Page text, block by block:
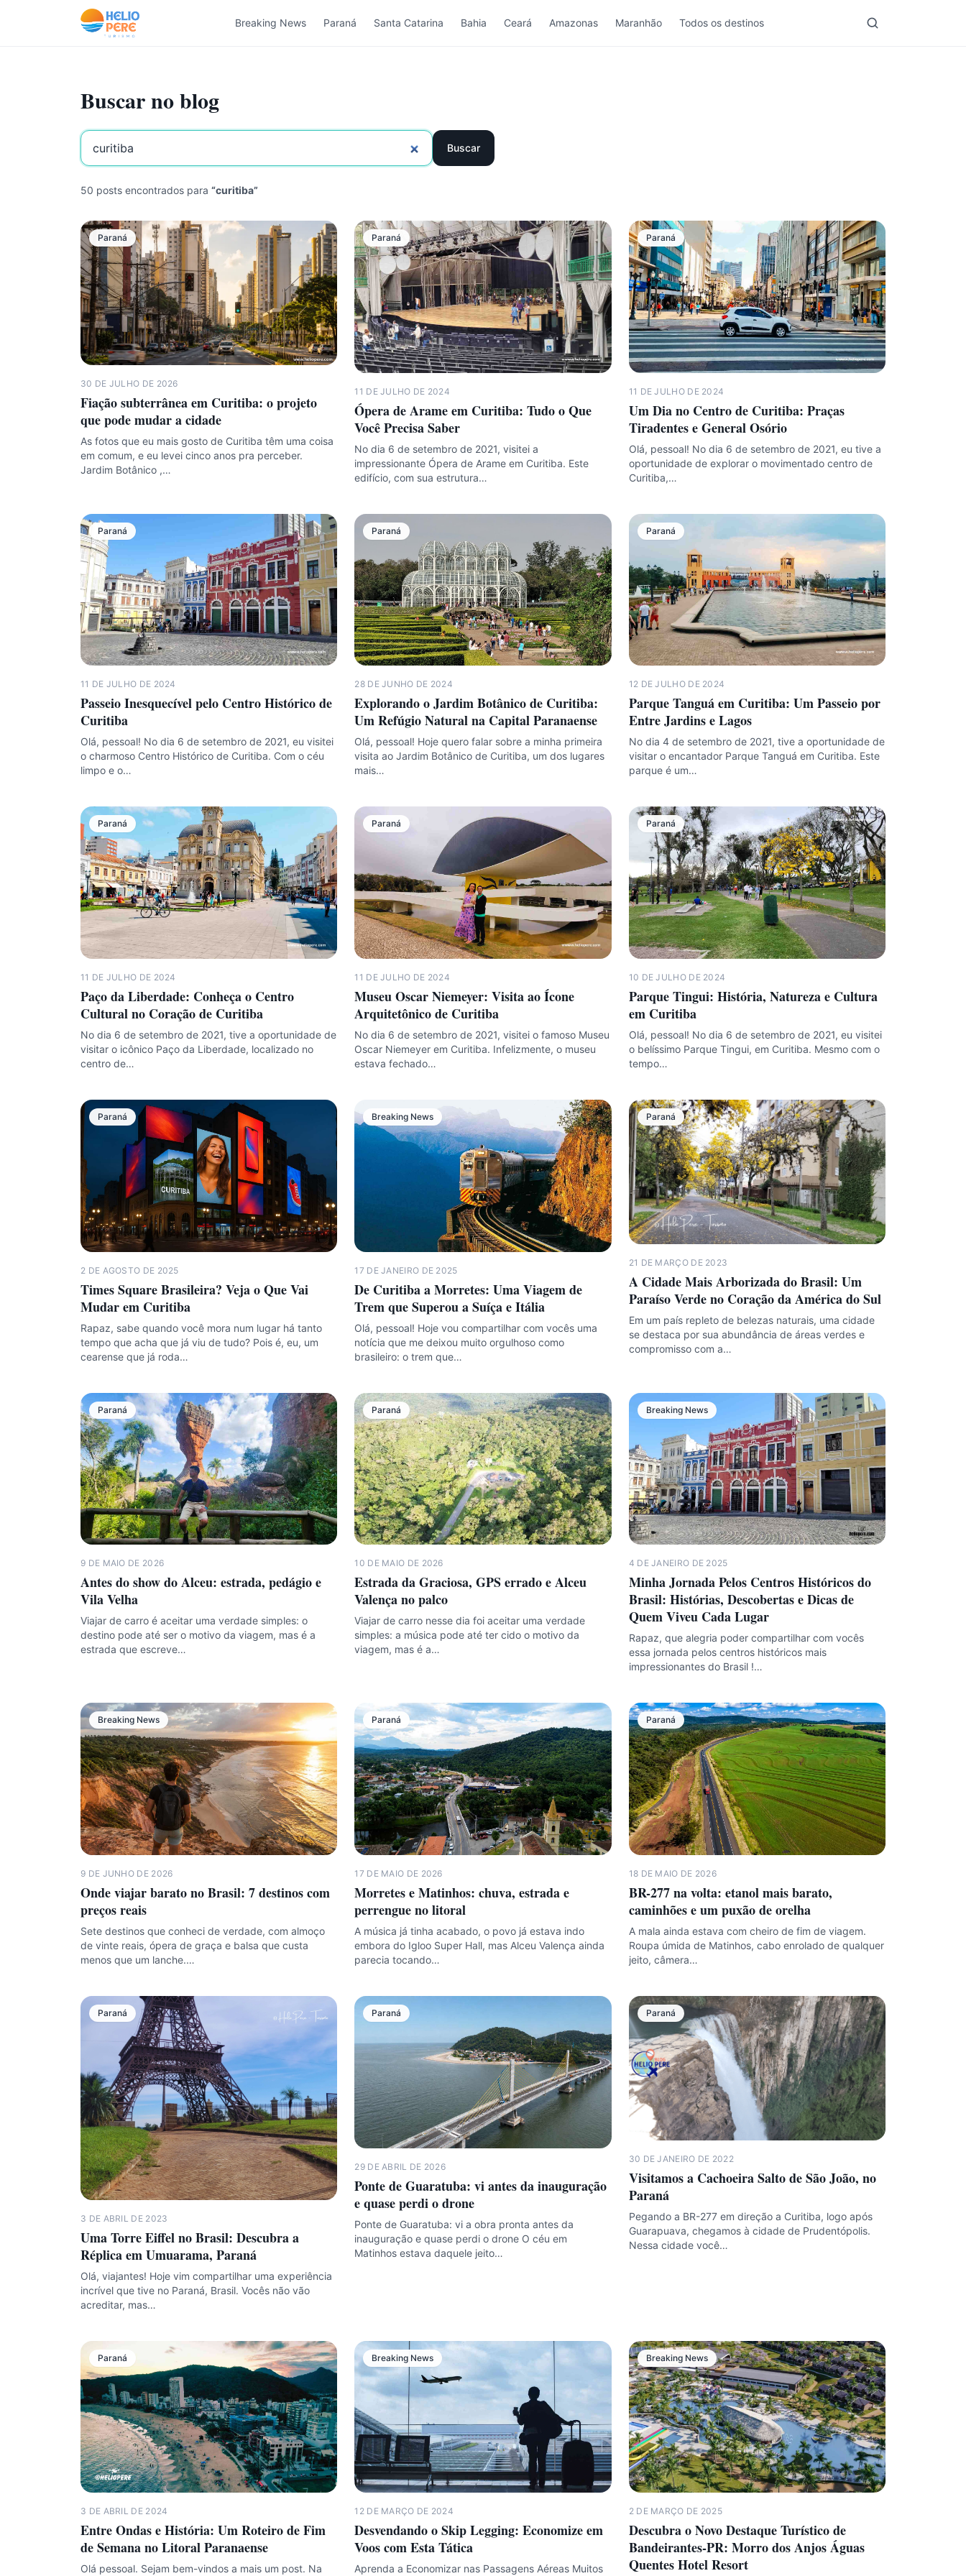
Pular para o conteúdo
Breaking News Paraná Santa Catarina Bahia Ceará Amazonas Maranhão Todos os destinos
Buscar no blog
Buscar
50 posts encontrados para “curitiba”
Paraná
30 DE JULHO DE 2026
Fiação subterrânea em Curitiba: o projeto
que pode mudar a cidade
As fotos que eu mais gosto de Curitiba têm uma coisa
em comum, e eu levei cinco anos pra perceber.
Jardim Botânico ,…
Paraná
11 DE JULHO DE 2024
Ópera de Arame em Curitiba: Tudo o Que
Você Precisa Saber
No dia 6 de setembro de 2021, visitei a
impressionante Ópera de Arame em Curitiba. Este
edifício, com sua estrutura…
Paraná
11 DE JULHO DE 2024
Um Dia no Centro de Curitiba: Praças
Tiradentes e General Osório
Olá, pessoal! No dia 6 de setembro de 2021, eu tive a
oportunidade de explorar o movimentado centro de
Curitiba,…
Paraná
11 DE JULHO DE 2024
Passeio Inesquecível pelo Centro Histórico de
Curitiba
Olá, pessoal! No dia 6 de setembro de 2021, eu visitei
o charmoso Centro Histórico de Curitiba. Com o céu
limpo e o…
Paraná
28 DE JUNHO DE 2024
Explorando o Jardim Botânico de Curitiba:
Um Refúgio Natural na Capital Paranaense
Olá, pessoal! Hoje quero falar sobre a minha primeira
visita ao Jardim Botânico de Curitiba, um dos lugares
mais…
Paraná
12 DE JULHO DE 2024
Parque Tanguá em Curitiba: Um Passeio por
Entre Jardins e Lagos
No dia 4 de setembro de 2021, tive a oportunidade de
visitar o encantador Parque Tanguá em Curitiba. Este
parque é um…
Paraná
11 DE JULHO DE 2024
Paço da Liberdade: Conheça o Centro
Cultural no Coração de Curitiba
No dia 6 de setembro de 2021, tive a oportunidade de
visitar o icônico Paço da Liberdade, localizado no
centro de…
Paraná
11 DE JULHO DE 2024
Museu Oscar Niemeyer: Visita ao Ícone
Arquitetônico de Curitiba
No dia 6 de setembro de 2021, visitei o famoso Museu
Oscar Niemeyer em Curitiba. Infelizmente, o museu
estava fechado…
Paraná
10 DE JULHO DE 2024
Parque Tingui: História, Natureza e Cultura
em Curitiba
Olá, pessoal! No dia 6 de setembro de 2021, eu visitei
o belíssimo Parque Tingui, em Curitiba. Mesmo com o
tempo…
Paraná
2 DE AGOSTO DE 2025
Times Square Brasileira? Veja o Que Vai
Mudar em Curitiba
Rapaz, sabe quando você mora num lugar há tanto
tempo que acha que já viu de tudo? Pois é, eu, um
cearense que já roda…
Breaking News
17 DE JANEIRO DE 2025
De Curitiba a Morretes: Uma Viagem de
Trem que Superou a Suíça e Itália
Olá, pessoal! Hoje vou compartilhar com vocês uma
notícia que me deixou muito orgulhoso como
brasileiro: o trem que…
Paraná
21 DE MARÇO DE 2023
A Cidade Mais Arborizada do Brasil: Um
Paraíso Verde no Coração da América do Sul
Em um país repleto de belezas naturais, uma cidade
se destaca por sua abundância de áreas verdes e
compromisso com a…
Paraná
9 DE MAIO DE 2026
Antes do show do Alceu: estrada, pedágio e
Vila Velha
Viajar de carro é aceitar uma verdade simples: o
destino pode até ser o motivo da viagem, mas é a
estrada que escreve…
Paraná
10 DE MAIO DE 2026
Estrada da Graciosa, GPS errado e Alceu
Valença no palco
Viajar de carro nesse dia foi aceitar uma verdade
simples: a música pode até ter cido o motivo da
viagem, mas é a…
Breaking News
4 DE JANEIRO DE 2025
Minha Jornada Pelos Centros Históricos do
Brasil: Histórias, Descobertas e Dicas de
Quem Viveu Cada Lugar
Rapaz, que alegria poder compartilhar com vocês
essa jornada pelos centros históricos mais
impressionantes do Brasil !…
Breaking News
9 DE JUNHO DE 2026
Onde viajar barato no Brasil: 7 destinos com
preços reais
Sete destinos que conheci de verdade, com almoço
de vinte reais, ópera de graça e balsa que custa
menos que um lanche.…
Paraná
17 DE MAIO DE 2026
Morretes e Matinhos: chuva, estrada e
perrengue no litoral
A música já tinha acabado, o povo já estava indo
embora do Igloo Super Hall, mas Alceu Valença ainda
parecia tocando…
Paraná
18 DE MAIO DE 2026
BR-277 na volta: etanol mais barato,
caminhões e um puxão de orelha
A mala ainda estava com cheiro de fim de viagem.
Roupa úmida de Matinhos, cabo enrolado de qualquer
jeito, câmera…
Paraná
3 DE ABRIL DE 2023
Uma Torre Eiffel no Brasil: Descubra a
Réplica em Umuarama, Paraná
Olá, viajantes! Hoje vim compartilhar uma experiência
incrível que tive no Paraná, Brasil. Vocês não vão
acreditar, mas…
Paraná
29 DE ABRIL DE 2026
Ponte de Guaratuba: vi antes da inauguração
e quase perdi o drone
Ponte de Guaratuba: vi a obra pronta antes da
inauguração e quase perdi o drone O céu em
Matinhos estava daquele jeito…
Paraná
30 DE JANEIRO DE 2022
Visitamos a Cachoeira Salto de São João, no
Paraná
Pegando a BR-277 em direção a Curitiba, logo após
Guarapuava, chegamos à cidade de Prudentópolis.
Nessa cidade você…
Paraná
3 DE ABRIL DE 2024
Entre Ondas e História: Um Roteiro de Fim
de Semana no Litoral Paranaense
Olá pessoal. Sejam bem-vindos a mais um post. Na
Breaking News
12 DE MARÇO DE 2024
Desvendando o Skip Legging: Economize em
Voos com Esta Tática
Aprenda a Economizar nas Passagens Aéreas Muitos
Breaking News
2 DE MARÇO DE 2025
Descubra o Novo Destaque Turístico de
Bandeirantes-PR: Morro dos Anjos Águas
Quentes Hotel Resort